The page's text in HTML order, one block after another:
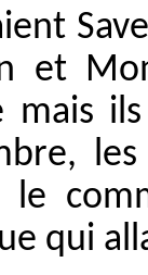
et
mais
qui